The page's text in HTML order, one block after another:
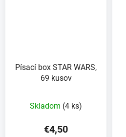
Písací box STAR WARS,
69 kusov
Skladom (4 ks)
€4,50